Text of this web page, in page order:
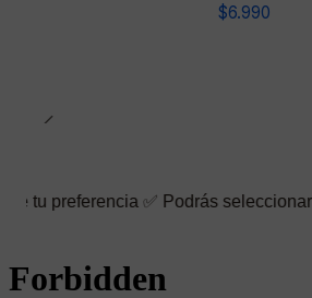
$6.990
✅ Podrás seleccionar: Envío